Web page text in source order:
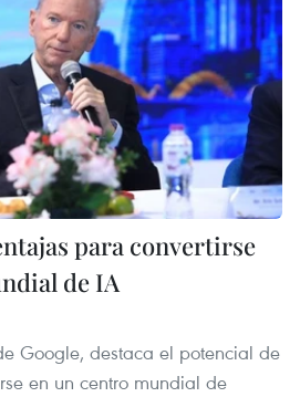
para convertirse
de IA
Google, destaca el potencial de
en un centro mundial de